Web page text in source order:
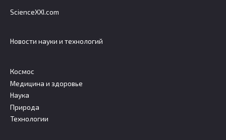
ScienceXXI.com
Новости науки и технологий
Космос
Медицина и здоровье
Наука
Природа
Технологии